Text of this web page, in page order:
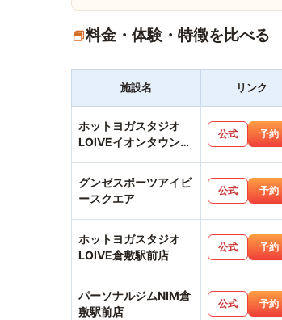
料金・体験・特徴を比べる
施設名 リンク
ホットヨガスタジオ
LOIVEイオンタウン水
公式 予約
グンゼスポーツアイビ
ースクエア
公式 予約
ホットヨガスタジオ
LOIVE倉敷駅前店
公式 予約
パーソナルジムNIM倉
敷駅前店
公式 予約